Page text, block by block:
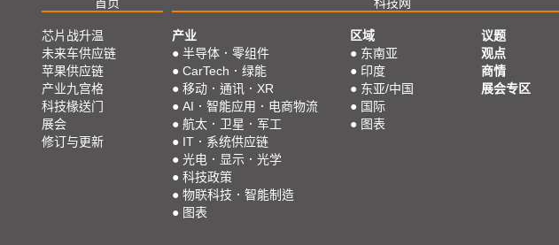
芯片战升温
未来车供应链
苹果供应链
产业九宫格
科技椽送门
展会
修订与更新
产业
● 半导体．零组件
● CarTech．绿能
● 移动．通讯．XR
● AI．智能应用．电商物流
● 航太．卫星．军工
● IT．系统供应链
● 光电．显示．光学
● 科技政策
● 物联科技．智能制造
● 图表
区域
● 东南亚
● 印度
● 东亚/中国
● 国际
● 图表
议题
观点
商情
展会专区